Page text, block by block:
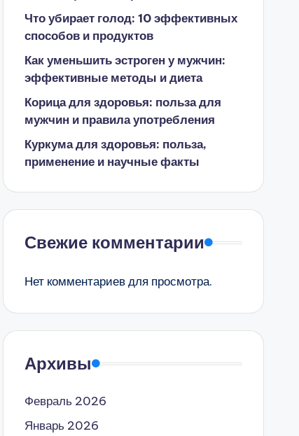
Что убирает голод: 10 эффективных
способов и продуктов
Как уменьшить эстроген у мужчин:
эффективные методы и диета
Корица для здоровья: польза для
мужчин и правила употребления
Куркума для здоровья: польза,
применение и научные факты
Свежие комментарии
Нет комментариев для просмотра.
Архивы
Февраль 2026
Январь 2026